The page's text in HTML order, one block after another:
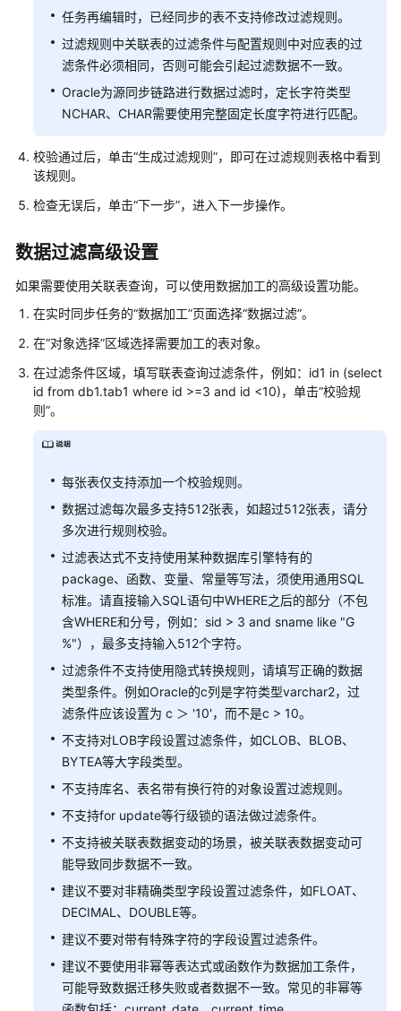
（SLA）
书
资
源
持
区
域
系
统
限
任务再编辑时，已经同步的表不支持修改过滤规则。
过滤规则中关联表的过滤条件与配置规则中对应表的过
滤条件必须相同，否则可能会引起过滤数据不一致。
Oracle为源同步链路进行数据过滤时，定长字符类型
NCHAR、CHAR需要使用完整固定长度字符进行匹配。
校验通过后，单击“生成过滤规则”，即可在过滤规则表格中看到
该规则。
检查无误后，单击“下一步”，进入下一步操作。
数据过滤高级设置
如果需要使用关联表查询，可以使用数据加工的高级设置功能。
在实时同步任务的“数据加工”页面选择“数据过滤”。
在“对象选择”区域选择需要加工的表对象。
在过滤条件区域，填写联表查询过滤条件，例如：id1 in (select
id from db1.tab1 where id >=3 and id <10)，单击“校验规
则”。
每张表仅支持添加一个校验规则。
数据过滤每次最多支持512张表，如超过512张表，请分
多次进行规则校验。
过滤表达式不支持使用某种数据库引擎特有的
package、函数、变量、常量等写法，须使用通用SQL
标准。请直接输入SQL语句中WHERE之后的部分（不包
含WHERE和分号，例如：sid > 3 and sname like "G
%"），最多支持输入512个字符。
过滤条件不支持使用隐式转换规则，请填写正确的数据
类型条件。例如Oracle的c列是字符类型varchar2，过
滤条件应该设置为 c ＞ '10'，而不是c > 10。
不支持对LOB字段设置过滤条件，如CLOB、BLOB、
BYTEA等大字段类型。
不支持库名、表名带有换行符的对象设置过滤规则。
不支持for update等行级锁的语法做过滤条件。
不支持被关联表数据变动的场景，被关联表数据变动可
能导致同步数据不一致。
建议不要对非精确类型字段设置过滤条件，如FLOAT、
DECIMAL、DOUBLE等。
建议不要对带有特殊字符的字段设置过滤条件。
建议不要使用非幂等表达式或函数作为数据加工条件，
可能导致数据迁移失败或者数据不一致。常见的非幂等